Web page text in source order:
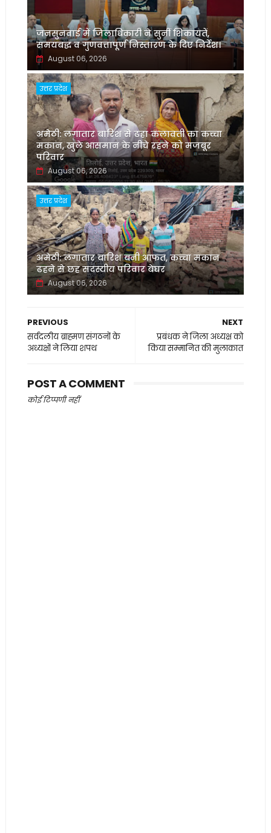
जनसुनवाई में जिलाधिकारी ने सुनीं शिकायतें,
समयबद्ध व गुणवत्तापूर्ण निस्तारण के दिए निर्देश।
August 06, 2026
उत्तर प्रदेश
अमेठी: लगातार बारिश से ढहा कलावती का कच्चा
मकान, खुले आसमान के नीचे रहने को मजबूर
परिवार
August 06, 2026
उत्तर प्रदेश
अमेठी: लगातार बारिश बनी आफत, कच्चा मकान
ढहने से छह सदस्यीय परिवार बेघर
August 06, 2026
NEXT
प्रबंधक ने जिला अध्यक्ष को
किया सम्मानित की मुलाकात
PREVIOUS
सर्वदलीय ब्राह्मण संगठनों के
अध्यक्षों ने लिया शपथ
POST A COMMENT
कोई टिप्पणी नहीं